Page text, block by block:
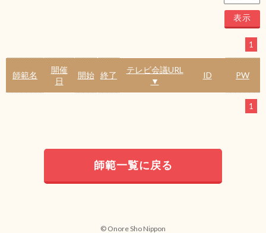
1
師範名
開催
日
開始 終了
テレビ会議URL
▼
ID PW
1
師範一覧に戻る
© Onore Sho Nippon